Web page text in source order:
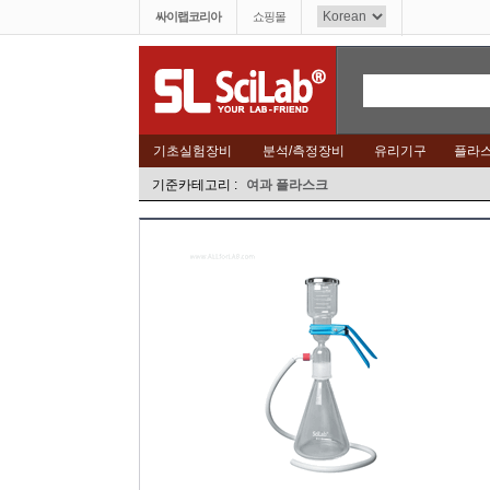
싸이랩코리아 쇼핑몰
기초실험장비 분석/측정장비 유리기구 플라
기준카테고리 : 여과 플라스크